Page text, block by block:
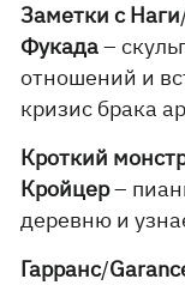
Заметки с Наги
Фукада–
отношений и
кризис брака
Кроткий
Кройцер–
деревню и
Гарранс/